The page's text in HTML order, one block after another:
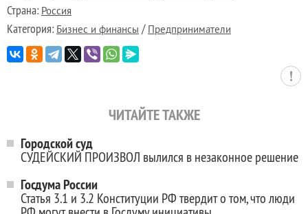
Страна: Россия
Категория: Бизнес и финансы /Предприниматели
ЧИТАЙТЕ ТАКЖЕ
Городской суд
СУДЕЙСКИЙ ПРОИЗВОЛ вылился в незаконное решение
Госдума России
Статья 3.1 и 3.2 Конституции РФ твердит о том, что люди